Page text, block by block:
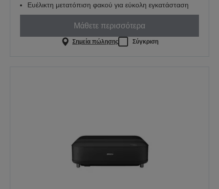
Ευέλικτη μετατόπιση φακού για εύκολη εγκατάσταση
Μάθετε περισσότερα
Σημεία πώλησης Σύγκριση